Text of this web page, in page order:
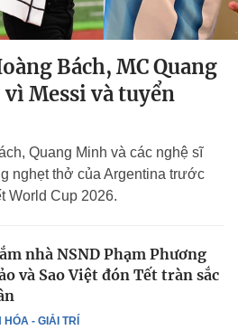
Bách, MC Quang
Messi và tuyển
Quang Minh và các nghệ sĩ
nghẹt thở của Argentina trước
World Cup 2026.
HÓA - GIẢI TRÍ
nhà NSND Phạm Phương
và Sao Việt đón Tết tràn sắc